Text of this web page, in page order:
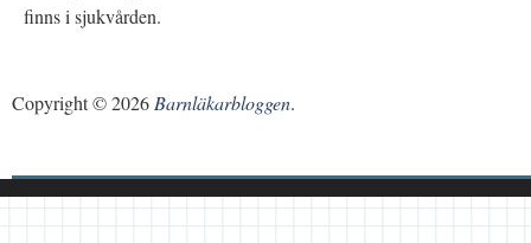
finns i sjukvården.
Copyright © 2026 Barnläkarbloggen.